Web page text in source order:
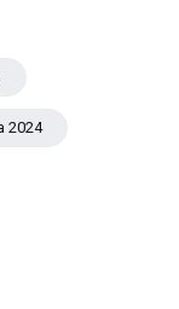
2024